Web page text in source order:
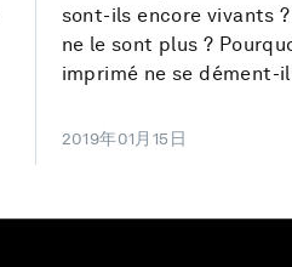
sont-ils encore vivants
ne le sont plus ?
imprimé ne se dément-il
2019年01月15日